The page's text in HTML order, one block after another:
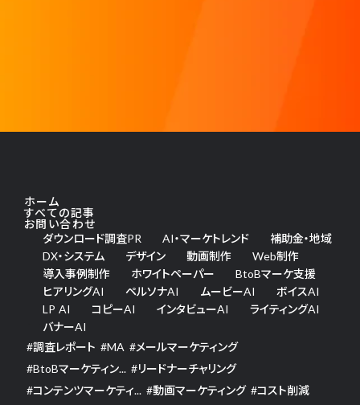
ホーム
すべての記事
お問い合わせ
ダウンロード調査PR
AI・マーケトレンド
補助金・地域
DX・システム
デザイン 動画制作
Web制作
導入事例制作
ホワイトペーパー
BtoBマーケ支援
ヒアリングAI
ペルソナAI ムービーAI
ボイスAI
LP AI
コピーAI インタビューAI
ライティングAI
バナーAI
#調査レポート #MA #メールマーケティング
#BtoBマーケティン... #リードナーチャリング
#コンテンツマーケティ... #動画マーケティング #コスト削減